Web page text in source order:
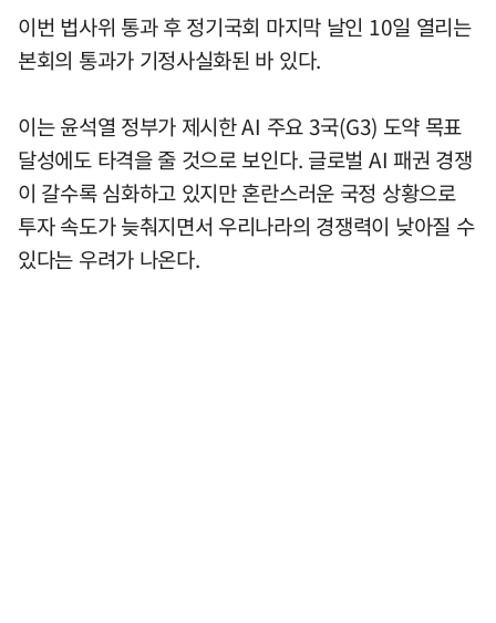
이번 법사위 통과 후 정기국회 마지막 날인 10일 열리는
본회의 통과가 기정사실화된 바 있다.
이는 윤석열 정부가 제시한 AI 주요 3국(G3) 도약 목표
달성에도 타격을 줄 것으로 보인다. 글로벌 AI 패권 경쟁
이 갈수록 심화하고 있지만 혼란스러운 국정 상황으로
투자 속도가 늦춰지면서 우리나라의 경쟁력이 낮아질 수
있다는 우려가 나온다.